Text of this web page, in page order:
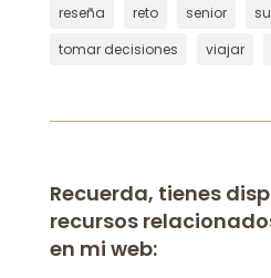
reseña
reto senior
tomar decisiones
viajar
Recuerda, tienes
recursos
en mi web: